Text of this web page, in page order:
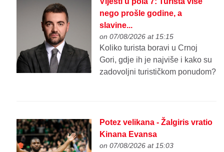
nego prošle godine, a
slavine...
on 07/08/2026 at 15:15
Koliko turista boravi u Crnoj
Gori, gdje ih je najviše i kako su
zadovoljni turističkom ponudom?
Potez velikana - Žalgiris vratio
Kinana Evansa
on 07/08/2026 at 15:03